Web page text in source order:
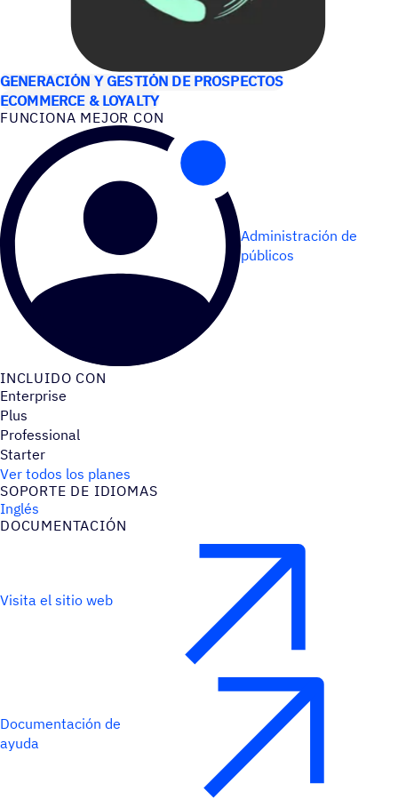
CASOS DE USO
GENERACIÓN Y GESTIÓN DE PROSPECTOS
ECOMMERCE & LOYALTY
FUNCIONA MEJOR CON
Administración de
públicos
INCLUIDO CON
Enterprise
Plus
Professional
Starter
Ver todos los planes
SOPORTE DE IDIOMAS
Inglés
DOCU­MEN­TA­CIÓN
Visita el sitio web
Documentación de
ayuda